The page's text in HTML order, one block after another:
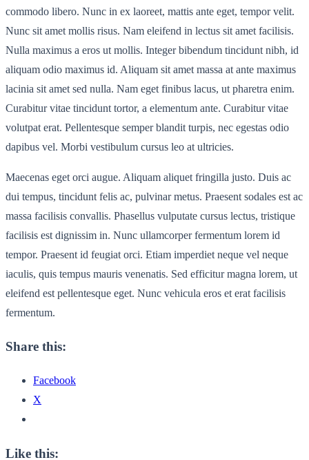
commodo libero. Nunc in ex laoreet, mattis ante eget, tempor velit.
Nunc sit amet mollis risus. Nam eleifend in lectus sit amet facilisis.
Nulla maximus a eros ut mollis. Integer bibendum tincidunt nibh, id
aliquam odio maximus id. Aliquam sit amet massa at ante maximus
lacinia sit amet sed nulla. Nam eget finibus lacus, ut pharetra enim.
Curabitur vitae tincidunt tortor, a elementum ante. Curabitur vitae
volutpat erat. Pellentesque semper blandit turpis, nec egestas odio
dapibus vel. Morbi vestibulum cursus leo at ultricies.
Maecenas eget orci augue. Aliquam aliquet fringilla justo. Duis ac
dui tempus, tincidunt felis ac, pulvinar metus. Praesent sodales est ac
massa facilisis convallis. Phasellus vulputate cursus lectus, tristique
facilisis est dignissim in. Nunc ullamcorper fermentum lorem id
tempor. Praesent id feugiat orci. Etiam imperdiet neque vel neque
iaculis, quis tempus mauris venenatis. Sed efficitur magna lorem, ut
eleifend est pellentesque eget. Nunc vehicula eros et erat facilisis
fermentum.
Share this:
Facebook
X
Like this: